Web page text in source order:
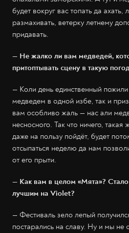
будет вокруг вас топать да
размахивать, ветерку летнему
придавать.
— Не жалко ли вам медведей,
притоптывать сцену в такую
— Коли день единственный
медведем в одной избе, так и
вам особливо жаль — нас али
несносного. Так что ничего,
даже на пользу пойдёт, будет
отсыпаться неделю да нам
от его прыти.
— Как вам в целом «Мята»?
лучшим на Violet?
— Фестиваль зело лепый
постарались на славу. Ну и мы не